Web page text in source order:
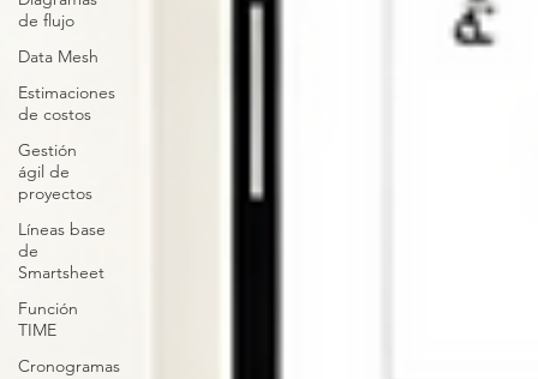
de flujo
Data Mesh
Estimaciones
de costos
Gestión
ágil de
proyectos
Líneas base
de
Smartsheet
Función
TIME
Cronogramas